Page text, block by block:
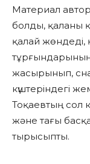
Материал
болды, қаланы
қалай
тұрғындарының
жасырынып,
күштеріндегі
Тоқаевтың сол
және тағы
тырысыпты.